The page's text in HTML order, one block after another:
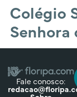
Colégio
Senhora
Fale conosco: